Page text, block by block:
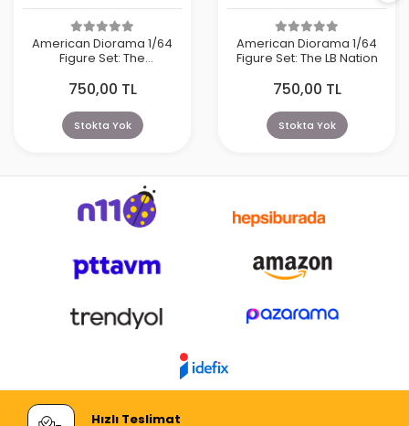
American Diorama 1/64
Figure Set: The
750,00 TL
Stokta Yok
American Diorama 1/64
Figure Set: The LB Nation
750,00 TL
Stokta Yok
Hızlı Teslimat